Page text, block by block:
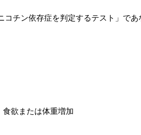
チン依存症を判定するテスト」であ
欲または体重増加